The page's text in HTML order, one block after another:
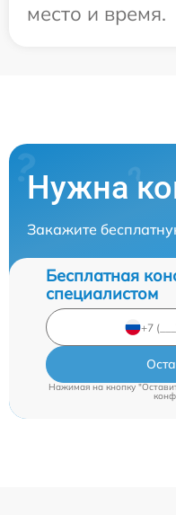
место и время.
Нужна
Закажите
Бесплатная
специалистом
Нажимая на кнопку